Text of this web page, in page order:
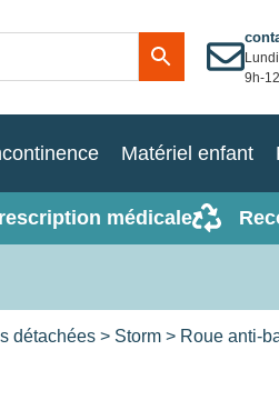
9h-
Matériel enfant
médicale
détachées > Storm > Roue anti-